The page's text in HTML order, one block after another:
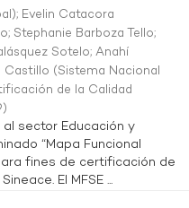
; Evelin Catacora
; Stephanie Barboza Tello;
Sotelo; Anahí
Castillo (Sistema Nacional
de la Calidad
)
sector Educación y
“Mapa Funcional
fines de certificación de
El MFSE ...